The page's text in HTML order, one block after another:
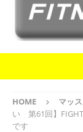
HOME マッ
い 第61回】
です